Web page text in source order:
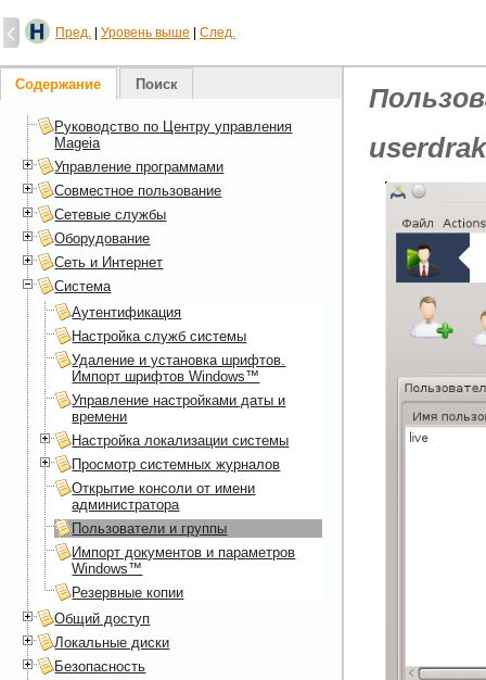
Пред. Уровень выше След.
Содержание Поиск
Руководство по Центру управления
Mageia
Управление программами
Совместное пользование
Сетевые службы
Оборудование
Сеть и Интернет
Система
Аутентификация
Настройка служб системы
Удаление и установка шрифтов.
Импорт шрифтов Windows™
Управление настройками даты и
времени
Настройка локализации системы
Просмотр системных журналов
Открытие консоли от имени
администратора
Пользователи и группы
Импорт документов и параметров
Windows™
Резервные копии
Общий доступ
Локальные диски
Безопасность